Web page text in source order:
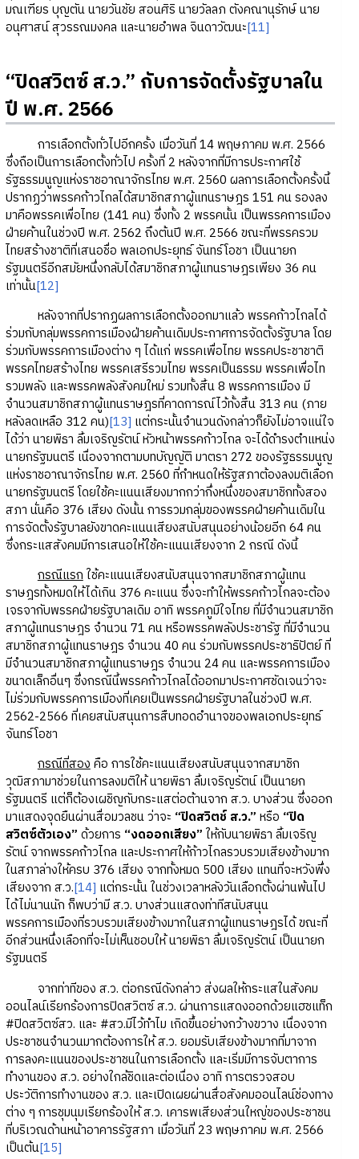
มณเฑียร บุญตัน นายวันชัย สอนศิริ นายวัลลภ ตังคณานุรักษ์ นาย
อนุศาสน์ สุวรรณมงคล และนายอำพล จินดาวัฒนะ[11]
“ปิดสวิตซ์ ส.ว.” กับการจัดตั้งรัฐบาลใน
ปี พ.ศ. 2566
การเลือกตั้งทั่วไปอีกครั้ง เมื่อวันที่ 14 พฤษภาคม พ.ศ. 2566
ซึ่งถือเป็นการเลือกตั้งทั่วไป ครั้งที่ 2 หลังจากที่มีการประกาศใช้
รัฐธรรมนูญแห่งราชอาณาจักรไทย พ.ศ. 2560 ผลการเลือกตั้งครั้งนี้
ปรากฏว่าพรรคก้าวไกลได้สมาชิกสภาผู้แทนราษฎร 151 คน รองลง
มาคือพรรคเพื่อไทย (141 คน) ซึ่งทั้ง 2 พรรคนั้น เป็นพรรคการเมือง
ฝ่ายค้านในช่วงปี พ.ศ. 2562 ถึงต้นปี พ.ศ. 2566 ขณะที่พรรครวม
ไทยสร้างชาติที่เสนอชื่อ พลเอกประยุทธ์ จันทร์โอชา เป็นนายก
รัฐมนตรีอีกสมัยหนึ่งกลับได้สมาชิกสภาผู้แทนราษฎรเพียง 36 คน
เท่านั้น[12]
หลังจากที่ปรากฏผลการเลือกตั้งออกมาแล้ว พรรคก้าวไกลได้
ร่วมกับกลุ่มพรรคการเมืองฝ่ายค้านเดิมประกาศการจัดตั้งรัฐบาล โดย
ร่วมกับพรรคการเมืองต่าง ๆ ได้แก่ พรรคเพื่อไทย พรรคประชาชาติ
พรรคไทยสร้างไทย พรรคเสรีรวมไทย พรรคเป็นธรรม พรรคเพื่อไท
รวมพลัง และพรรคพลังสังคมใหม่ รวมทั้งสิ้น 8 พรรคการเมือง มี
จำนวนสมาชิกสภาผู้แทนราษฎรที่คาดการณ์ไว้ทั้งสิ้น 313 คน (ภาย
หลังลดเหลือ 312 คน)[13] แต่กระนั้นจำนวนดังกล่าวก็ยังไม่อาจแน่ใจ
ได้ว่า นายพิธา ลิ้มเจริญรัตน์ หัวหน้าพรรคก้าวไกล จะได้ดำรงตำแหน่ง
นายกรัฐมนตรี เนื่องจากตามบทบัญญัติ มาตรา 272 ของรัฐธรรมนูญ
แห่งราชอาณาจักรไทย พ.ศ. 2560 ที่กำหนดให้รัฐสภาต้องลงมติเลือก
นายกรัฐมนตรี โดยใช้คะแนนเสียงมากกว่ากึ่งหนึ่งของสมาชิกทั้งสอง
สภา นั่นคือ 376 เสียง ดังนั้น การรวมกลุ่มของพรรคฝ่ายค้านเดิมใน
การจัดตั้งรัฐบาลยังขาดคะแนนเสียงสนับสนุนอย่างน้อยอีก 64 คน
ซึ่งกระแสสังคมมีการเสนอให้ใช้คะแนนเสียงจาก 2 กรณี ดังนี้
กรณีแรกใช้คะแนนเสียงสนับสนุนจากสมาชิกสภาผู้แทน
ราษฎรทั้งหมดให้ได้เกิน 376 คะแนน ซึ่งจะทำให้พรรคก้าวไกลจะต้อง
เจรจากับพรรคฝ่ายรัฐบาลเดิม อาทิ พรรคภูมิใจไทย ที่มีจำนวนสมาชิก
สภาผู้แทนราษฎร จำนวน 71 คน หรือพรรคพลังประชารัฐ ที่มีจำนวน
สมาชิกสภาผู้แทนราษฎร จำนวน 40 คน ร่วมกับพรรคประชาธิปัตย์ ที่
มีจำนวนสมาชิกสภาผู้แทนราษฎร จำนวน 24 คน และพรรคการเมือง
ขนาดเล็กอื่นๆ ซึ่งกรณีนี้พรรคก้าวไกลได้ออกมาประกาศชัดเจนว่าจะ
ไม่ร่วมกับพรรคการเมืองที่เคยเป็นพรรคฝ่ายรัฐบาลในช่วงปี พ.ศ.
2562-2566 ที่เคยสนับสนุนการสืบทอดอำนาจของพลเอกประยุทธ์
จันทร์โอชา
กรณีที่สองคือ การใช้คะแนนเสียงสนับสนุนจากสมาชิก
วุฒิสภามาช่วยในการลงมติให้ นายพิธา ลิ้มเจริญรัตน์ เป็นนายก
รัฐมนตรี แต่ก็ต้องเผชิญกับกระแสต่อต้านจาก ส.ว. บางส่วน ซึ่งออก
มาแสดงจุดยืนผ่านสื่อมวลชน ว่าจะ “ปิดสวิตช์ ส.ว.” หรือ “ปิด
สวิตซ์ตัวเอง” ด้วยการ “งดออกเสียง” ให้กับนายพิธา ลิ้มเจริญ
รัตน์ จากพรรคก้าวไกล และประกาศให้ก้าวไกลรวบรวมเสียงข้างมาก
ในสภาล่างให้ครบ 376 เสียง จากทั้งหมด 500 เสียง แทนที่จะหวังพึ่ง
เสียงจาก ส.ว.[14] แต่กระนั้น ในช่วงเวลาหลังวันเลือกตั้งผ่านพ้นไป
ได้ไม่นานนัก ก็พบว่ามี ส.ว. บางส่วนแสดงท่าทีสนับสนุน
พรรคการเมืองที่รวบรวมเสียงข้างมากในสภาผู้แทนราษฎรได้ ขณะที่
อีกส่วนหนึ่งเลือกที่จะไม่เห็นชอบให้ นายพิธา ลิ้มเจริญรัตน์ เป็นนายก
รัฐมนตรี
จากท่าทีของ ส.ว. ต่อกรณีดังกล่าว ส่งผลให้กระแสในสังคม
ออนไลน์เรียกร้องการปิดสวิตซ์ ส.ว. ผ่านการแสดงออกด้วยแฮชแท็ก
#ปิดสวิตซ์สว. และ #สว.มีไว้ทำไม เกิดขึ้นอย่างกว้างขวาง เนื่องจาก
ประชาชนจำนวนมากต้องการให้ ส.ว. ยอมรับเสียงข้างมากที่มาจาก
การลงคะแนนของประชาชนในการเลือกตั้ง และเริ่มมีการจับตาการ
ทำงานของ ส.ว. อย่างใกล้ชิดและต่อเนื่อง อาทิ การตรวจสอบ
ประวัติการทำงานของ ส.ว. และเปิดเผยผ่านสื่อสังคมออนไลน์ช่องทาง
ต่าง ๆ การชุมนุมเรียกร้องให้ ส.ว. เคารพเสียงส่วนใหญ่ของประชาชน
ที่บริเวณด้านหน้าอาคารรัฐสภา เมื่อวันที่ 23 พฤษภาคม พ.ศ. 2566
เป็นต้น[15]